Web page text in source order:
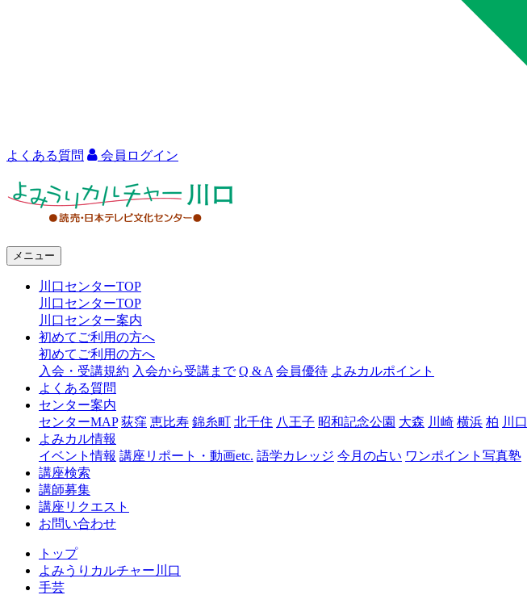
よくある質問 会員ログイン
ャ
川
口
メニュー
川口センターTOP
川口センターTOP
川口センター案内
初めてご利用の方へ
初めてご利用の方へ
入会・受講規約 入会から受講まで Q & A 会員優待 よみカルポイント
よくある質問
センター案内
センターMAP 荻窪 恵比寿 錦糸町 北千住 八王子 昭和記念公園 大森 川崎 横浜 柏 川口
よみカル情報
イベント情報 講座リポート・動画etc. 語学カレッジ 今月の占い ワンポイント写真塾
講座検索
講師募集
講座リクエスト
お問い合わせ
トップ
よみうりカルチャー川口
手芸